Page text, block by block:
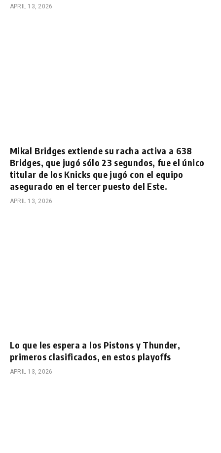
APRIL 13, 2026
Mikal Bridges extiende su racha activa a 638
Bridges, que jugó sólo 23 segundos, fue el único
titular de los Knicks que jugó con el equipo
asegurado en el tercer puesto del Este.
APRIL 13, 2026
Lo que les espera a los Pistons y Thunder,
primeros clasificados, en estos playoffs
APRIL 13, 2026